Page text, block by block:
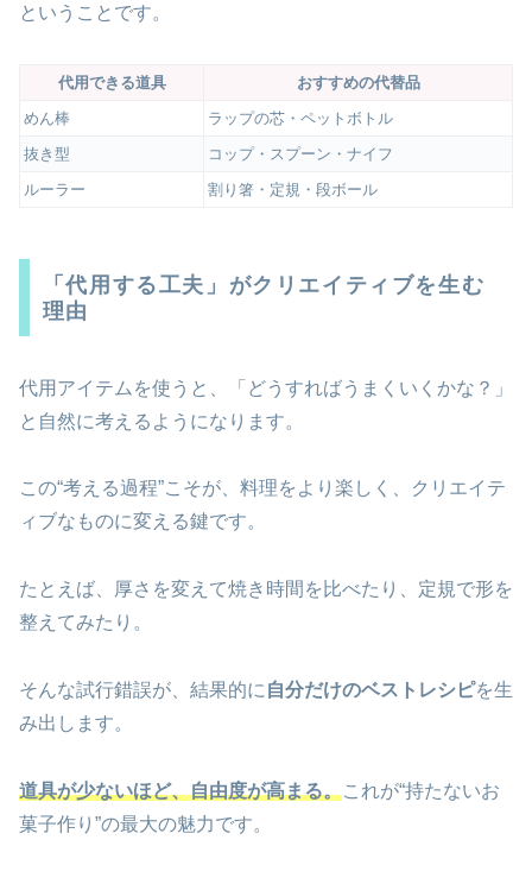
ということです。
代用できる道具
おすすめの代替品
めん棒
ラップの芯・ペットボトル
抜き型
コップ・スプーン・ナイフ
ルーラー
割り箸・定規・段ボール
「代用する工夫」がクリエイティブを生む
理由
代用アイテムを使うと、「どうすればうまくいくかな？」
と自然に考えるようになります。
この“考える過程”こそが、料理をより楽しく、クリエイテ
ィブなものに変える鍵です。
たとえば、厚さを変えて焼き時間を比べたり、定規で形を
整えてみたり。
そんな試行錯誤が、結果的に 自分だけのベストレシピを生
み出します。
道具が少ないほど、自由度が高まる。これが“持たないお
菓子作り”の最大の魅力です。